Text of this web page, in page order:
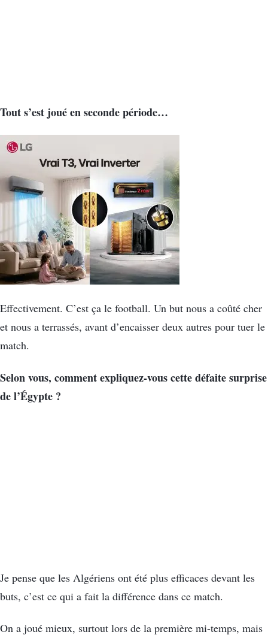
Tout s’est joué en seconde période…
Effectivement. C’est ça le football. Un but nous a coûté cher
et nous a terrassés, avant d’encaisser deux autres pour tuer le
match.
Selon vous, comment expliquez-vous cette défaite surprise
de l’Égypte ?
Je pense que les Algériens ont été plus efficaces devant les
buts, c’est ce qui a fait la différence dans ce match.
On a joué mieux, surtout lors de la première mi-temps, mais